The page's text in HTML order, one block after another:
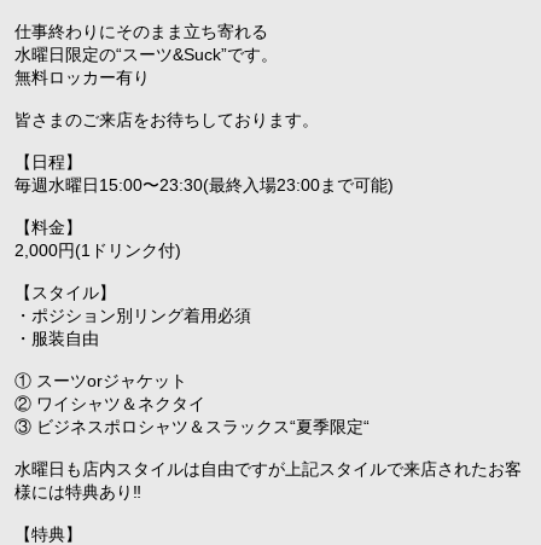
仕事終わりにそのまま立ち寄れる
水曜日限定の“スーツ&Suck”です。
無料ロッカー有り
皆さまのご来店をお待ちしております。
【日程】
毎週水曜日15:00〜23:30(最終入場23:00まで可能)
【料金】
2,000円(1ドリンク付)
【スタイル】
・ポジション別リング着用必須
・服装自由
① スーツorジャケット
② ワイシャツ＆ネクタイ
③ ビジネスポロシャツ＆スラックス“夏季限定“
水曜日も店内スタイルは自由ですが上記スタイルで来店されたお客
様には特典あり‼️
【特典】